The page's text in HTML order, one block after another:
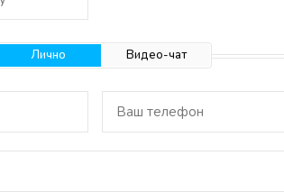
Лично Видео-чат